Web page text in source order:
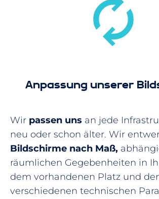
Anpassung unserer
Wir passen uns an jede
neu oder schon älter. Wir
Bildschirme nach Maß,
räumlichen Gegebenheiten in
dem vorhandenen Platz und
verschiedenen technischen